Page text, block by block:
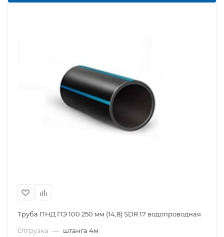
Труба ПНД ПЭ 100 250 мм (14,8) SDR 17 водопроводная
Отгрузка — штанга 4м